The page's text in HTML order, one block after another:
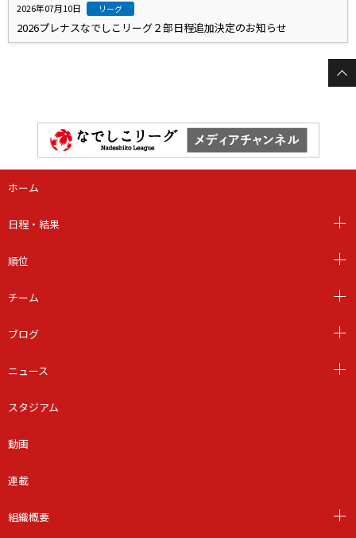
2026年07月10日 リーグ
2026プレナスなでしこリーグ２部日程追加決定のお知らせ
ホーム
日程・結果
順位
チーム
ブログ
ニュース
スタジアム
動画
連載
組織概要